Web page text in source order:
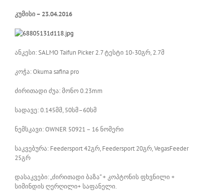
კუმისი – 23.04.2016
ანკესი: SALMO Taifun Picker 2.7 ტესტი 10-30გრ, 2.7მ
კოჭა: Okuma safina pro
ძირითადი ძუა: მონო 0.23mm
სადავე: 0.145მმ, 50სმ–60სმ
ნემსკავი: OWNER 50921 – 16 ნომერი
საკვებურა: Feedersport 42გრ, Feedersport 20გრ, VegasFeeder
25გრ
დასაკვები: „ძირითადი ბაზა“ + კოპტონის ფხვნილი +
სიმინდის ღერღილი+ საფანელი.